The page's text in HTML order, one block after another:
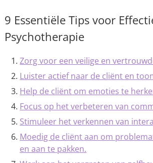
9 Essentiële Tips voor
Psychotherapie
Zorg voor een veilige en
Luister actief naar de cliënt en
Help de cliënt om emoties te
Focus op het verbeteren van
Stimuleer het verkennen van
Moedig de cliënt aan om
en aan te pakken.